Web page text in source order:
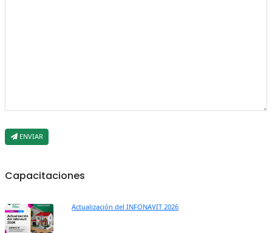
ENVIAR
Capacitaciones
Actualización del INFONAVIT 2026